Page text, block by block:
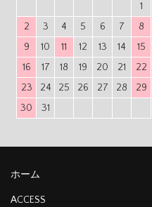
1
2
3 4 5 6 7
8
9
10 11 12 13 14
15
16
17 18 19 20 21
22
23
24 25 26 27 28
29
30
31
ホーム
ACCESS